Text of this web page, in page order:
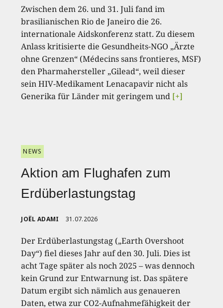
Zwischen dem 26. und 31. Juli fand im
brasilianischen Rio de Janeiro die 26.
internationale Aidskonferenz statt. Zu diesem
Anlass kritisierte die Gesundheits-NGO „Ärzte
ohne Grenzen“ (Médecins sans frontieres, MSF)
den Pharmahersteller „Gilead“, weil dieser
sein HIV-Medikament Lenacapavir nicht als
Generika für Länder mit geringem und [+]
NEWS
Aktion am Flughafen zum
Erdüberlastungstag
JOËL ADAMI 31.07.2026
Der Erdüberlastungstag („Earth Overshoot
Day“) fiel dieses Jahr auf den 30. Juli. Dies ist
acht Tage später als noch 2025 – was dennoch
kein Grund zur Entwarnung ist. Das spätere
Datum ergibt sich nämlich aus genaueren
Daten, etwa zur CO2-Aufnahmefähigkeit der